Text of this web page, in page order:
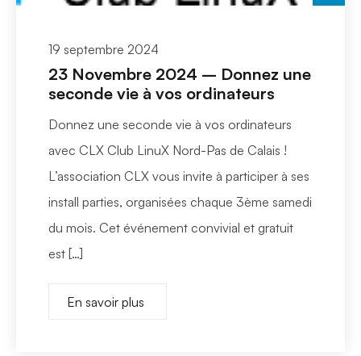
19 septembre 2024
23 Novembre 2024 – Donnez une
seconde vie à vos ordinateurs
Donnez une seconde vie à vos ordinateurs
avec CLX Club LinuX Nord-Pas de Calais !
L’association CLX vous invite à participer à ses
install parties, organisées chaque 3ème samedi
du mois. Cet événement convivial et gratuit
est […]
En savoir plus